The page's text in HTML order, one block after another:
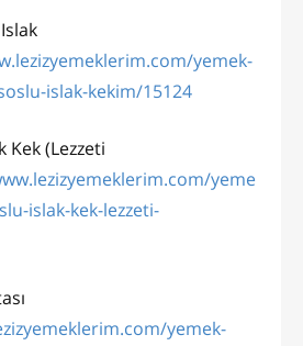
yemek-
islak-kekim/15124
Kek (Lezzeti
yeme
islak-kek-lezzeti-
yemek-